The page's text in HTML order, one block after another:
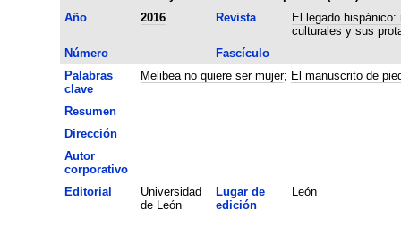
Año
2016 Revista
El legado
culturales y sus
Número
Fascículo
Palabras
clave
Melibea no quiere ser mujer; El manuscrito de
Resumen
Dirección
Autor
corporativo
Editorial
Universidad
de León
Lugar de
edición
León